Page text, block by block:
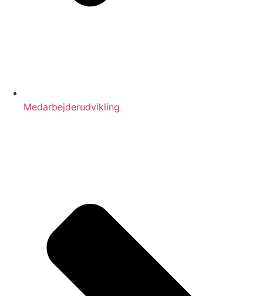
Medarbejderudvikling